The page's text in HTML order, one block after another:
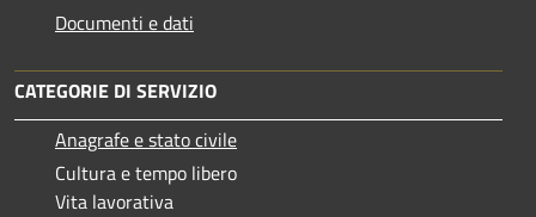
Documenti e dati
CATEGORIE DI SERVIZIO
Anagrafe e stato civile
Cultura e tempo libero
Vita lavorativa